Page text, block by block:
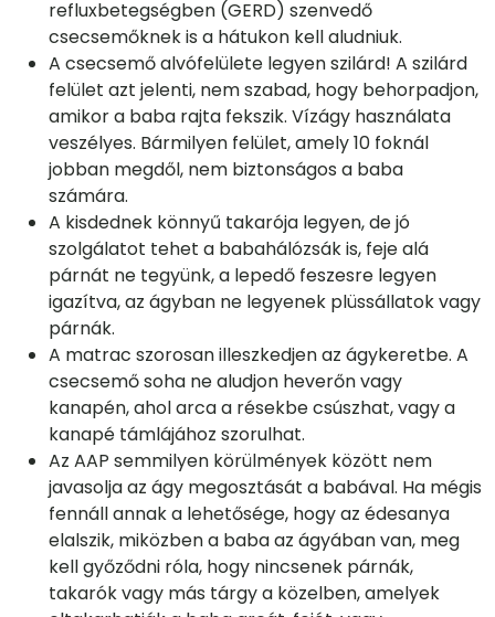
refluxbetegségben (GERD) szenvedő
csecsemőknek is a hátukon kell aludniuk.
A csecsemő alvófelülete legyen szilárd! A szilárd
felület azt jelenti, nem szabad, hogy behorpadjon,
amikor a baba rajta fekszik. Vízágy használata
veszélyes. Bármilyen felület, amely 10 foknál
jobban megdől, nem biztonságos a baba
számára.
A kisdednek könnyű takarója legyen, de jó
szolgálatot tehet a babahálózsák is, feje alá
párnát ne tegyünk, a lepedő feszesre legyen
igazítva, az ágyban ne legyenek plüssállatok vagy
párnák.
A matrac szorosan illeszkedjen az ágykeretbe. A
csecsemő soha ne aludjon heverőn vagy
kanapén, ahol arca a résekbe csúszhat, vagy a
kanapé támlájához szorulhat.
Az AAP semmilyen körülmények között nem
javasolja az ágy megosztását a babával. Ha mégis
fennáll annak a lehetősége, hogy az édesanya
elalszik, miközben a baba az ágyában van, meg
kell győződni róla, hogy nincsenek párnák,
takarók vagy más tárgy a közelben, amelyek